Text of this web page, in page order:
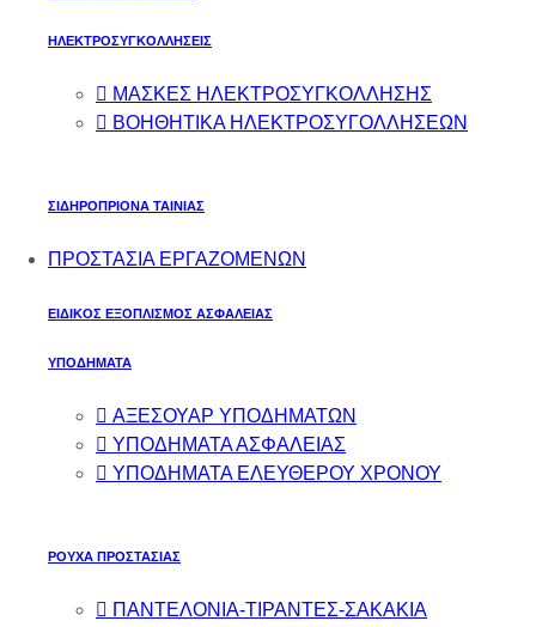
ΗΛΕΚΤΡΟΣΥΓΚΟΛΛΗΣΕΙΣ
ΜΑΣΚΕΣ ΗΛΕΚΤΡΟΣΥΓΚΟΛΛΗΣΗΣ
ΒΟΗΘΗΤΙΚΑ ΗΛΕΚΤΡΟΣΥΓΟΛΛΗΣΕΩΝ
ΣΙΔΗΡΟΠΡΙΟΝΑ ΤΑΙΝΙΑΣ
ΠΡΟΣΤΑΣΙΑ ΕΡΓΑΖΟΜΕΝΩΝ
ΕΙΔΙΚΟΣ ΕΞΟΠΛΙΣΜΟΣ ΑΣΦΑΛΕΙΑΣ
ΥΠΟΔΗΜΑΤΑ
ΑΞΕΣΟΥΑΡ ΥΠΟΔΗΜΑΤΩΝ
ΥΠΟΔΗΜΑΤΑ ΑΣΦΑΛΕΙΑΣ
ΥΠΟΔΗΜΑΤΑ ΕΛΕΥΘΕΡΟΥ ΧΡΟΝΟΥ
ΡΟΥΧΑ ΠΡΟΣΤΑΣΙΑΣ
ΠΑΝΤΕΛΟΝΙΑ-ΤΙΡΑΝΤΕΣ-ΣΑΚΑΚΙΑ